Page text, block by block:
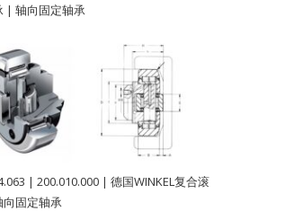
| 轴向固定轴承
| 200.010.000 | 德国WINKEL复合滚
固定轴承